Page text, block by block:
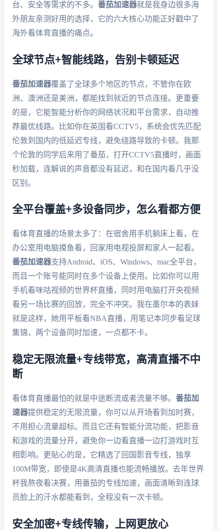
台、安全等需求的不多。 番茄加速器就是我身边很多海
外朋友亲测好用的选择，它的六大核心功能正好戳中了
海外看体育直播的痛点。
全球节点+智能线路，告别卡顿延迟
番茄加速器覆盖了全球多个地区的节点，不管你在欧
洲、澳洲还是美洲，都能找到就近的节点连接。更重要
的是，它能智能分析你的网络状况和平台需求，自动推
荐最优线路。比如你在英国看CCTV5，系统会优先匹配
伦敦到国内的低延迟专线，避免绕路导致的卡顿。我那
个伦敦的同学后来用了番茄，打开CCTV5直播时，画面
秒加载，连解说的声音都没有延迟，和在国内看几乎没
区别。
全平台覆盖+多设备同步，怎么看都方便
看体育直播的场景太多了：在宿舍用手机躺床上看，在
办公室用电脑摸鱼看，回家用电视投屏和家人一起看。
番茄加速器支持Android、iOS、Windows、mac全平台，
而且一个账号能同时在多个设备上使用。比如你可以用
手机看咪咕视频的世界杯直播，同时用电脑打开央视频
看另一场比赛的回放，完全不冲突。我在墨尔本的表妹
就是这样，她用平板看NBA直播，用笔记本同步看足球
集锦，两个设备同时加速，一点都不卡。
稳定无限流量+专线带宽，高清直播不中
断
看体育直播最怕的就是中途断流或者流量不够。 番茄加
速器提供稳定的无限流量，你可以从开场看到加时赛，
不用担心流量超标。而且它还有智能分流功能，把影音
和游戏的流量分开，避免你一边看直播一边打游戏时互
相影响。更贴心的是，它精选了回国影音专线，独享
100M带宽，即使是4K高清直播也能流畅播放。去年世界
杯我熬夜看决赛，用番茄的专线加速，画面清晰到连球
员脸上的汗水都能看到，全程没有一次卡顿。
安全加密+专线传输，上网更放心